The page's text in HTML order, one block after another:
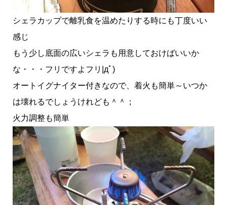
シェラカップで離乳食を温めたりする時にも丁度いい
感じ
もう少し底面の広いシェラも用意しておけばいいか
な・・・フリですよフリ|дﾟ)
オートイグナイター付きなので、着火も簡単～いつか
は壊れるでしょうけれども＾＾；
火力調整も簡単